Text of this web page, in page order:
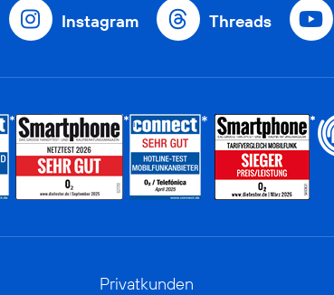
Instagram Threads
Privatkunden